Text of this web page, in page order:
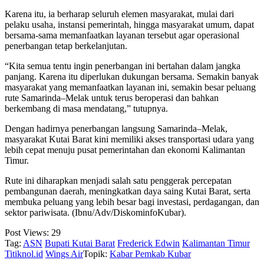
Karena itu, ia berharap seluruh elemen masyarakat, mulai dari
pelaku usaha, instansi pemerintah, hingga masyarakat umum, dapat
bersama-sama memanfaatkan layanan tersebut agar operasional
penerbangan tetap berkelanjutan.
“Kita semua tentu ingin penerbangan ini bertahan dalam jangka
panjang. Karena itu diperlukan dukungan bersama. Semakin banyak
masyarakat yang memanfaatkan layanan ini, semakin besar peluang
rute Samarinda–Melak untuk terus beroperasi dan bahkan
berkembang di masa mendatang,” tutupnya.
Dengan hadirnya penerbangan langsung Samarinda–Melak,
masyarakat Kutai Barat kini memiliki akses transportasi udara yang
lebih cepat menuju pusat pemerintahan dan ekonomi Kalimantan
Timur.
Rute ini diharapkan menjadi salah satu penggerak percepatan
pembangunan daerah, meningkatkan daya saing Kutai Barat, serta
membuka peluang yang lebih besar bagi investasi, perdagangan, dan
sektor pariwisata. (Ibnu/Adv/DiskominfoKubar).
Post Views: 29
Tag: ASN Bupati Kutai Barat Frederick Edwin Kalimantan Timur
Titiknol.id Wings AirTopik: Kabar Pemkab Kubar